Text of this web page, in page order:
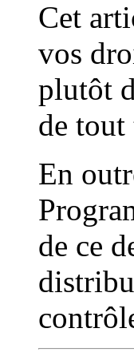
Cet
vos
plutôt
de
En
de ce